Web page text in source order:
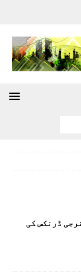
انرجی ڈرنکس کی